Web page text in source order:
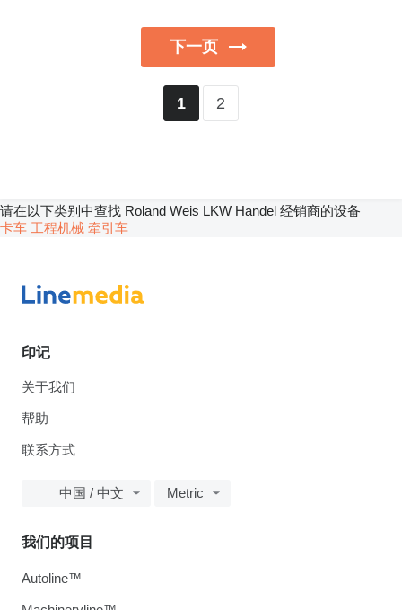
下一页
1 2
请在以下类别中查找 Roland Weis LKW Handel 经销商的设备
卡车 工程机械 牵引车
印记
关于我们
帮助
联系方式
中国 / 中文 Metric
我们的项目
Autoline™